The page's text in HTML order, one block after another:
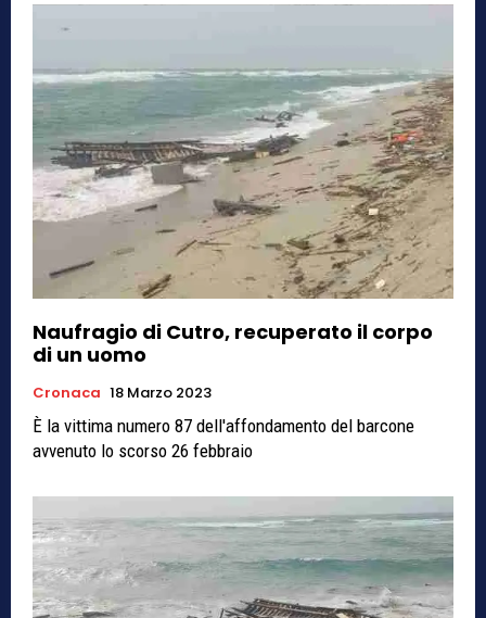
Naufragio di Cutro, recuperato il corpo
di un uomo
Cronaca 18 Marzo 2023
È la vittima numero 87 dell'affondamento del barcone
avvenuto lo scorso 26 febbraio